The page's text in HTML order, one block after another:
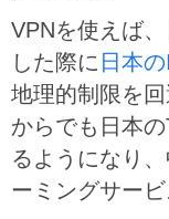
VPNを使えば
した際に 日本
地理的制限を
からでも日本
るようになり
ーミングサー